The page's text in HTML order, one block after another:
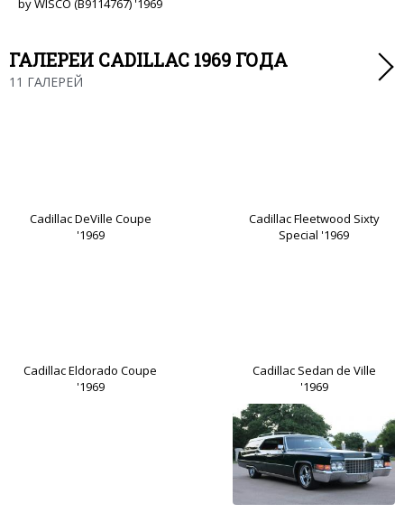
by WISCO (B9114767) '1969
ГАЛЕРЕИ CADILLAC 1969 ГОДА
11 ГАЛЕРЕЙ
Cadillac DeVille Coupe
'1969
Cadillac Fleetwood Sixty
Special '1969
Cadillac Eldorado Coupe
'1969
Cadillac Sedan de Ville
'1969